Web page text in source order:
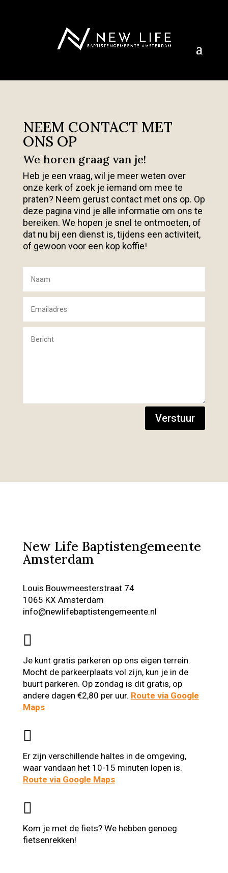
NEEM CONTACT MET
ONS OP
We horen graag van je!
Heb je een vraag, wil je meer weten over
onze kerk of zoek je iemand om mee te
praten? Neem gerust contact met ons op. Op
deze pagina vind je alle informatie om ons te
bereiken. We hopen je snel te ontmoeten, of
dat nu bij een dienst is, tijdens een activiteit,
of gewoon voor een kop koffie!
Verstuur
New Life Baptistengemeente
Amsterdam
Louis Bouwmeesterstraat 74
1065 KX Amsterdam
info@newlifebaptistengemeente.nl

Je kunt gratis parkeren op ons eigen terrein.
Mocht de parkeerplaats vol zijn, kun je in de
buurt parkeren. Op zondag is dit gratis, op
andere dagen €2,80 per uur. Route via Google
Maps

Er zijn verschillende haltes in de omgeving,
waar vandaan het 10-15 minuten lopen is.
Route via Google Maps

Kom je met de fiets? We hebben genoeg
fietsenrekken!